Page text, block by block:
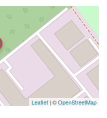
Leaflet | ©OpenStreetMap